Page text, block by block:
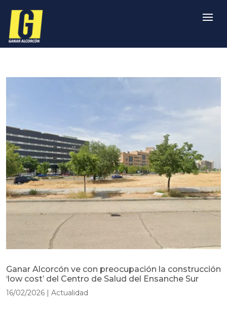
Ganar Alcorcón ve con preocupación la construcción
‘low cost’ del Centro de Salud del Ensanche Sur
16/02/2026 | Actualidad